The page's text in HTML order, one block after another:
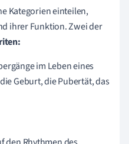
Kategorien einteilen,
ihrer Funktion. Zwei der
im Leben eines
Geburt, die Pubertät, das